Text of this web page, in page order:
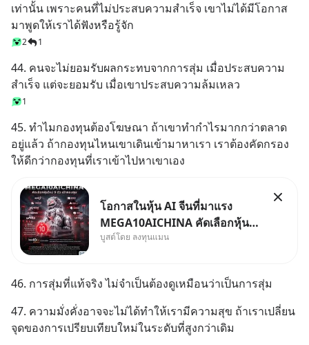
เท่านั้น เพราะคนที่ไม่ประสบความสำเร็จ เขาไม่ได้มีโอกาส
มาพูดให้เราได้ฟังหรือรู้จัก
2 1
44. คนจะไม่ยอมรับผลกระทบจากการสุ่ม เมื่อประสบความ
สำเร็จ แต่จะยอมรับ เมื่อเขาประสบความล้มเหลว
1
45. ทำไมกองทุนต้องโฆษณา ถ้าเขาทำกำไรมากกว่าตลาด
อยู่แล้ว ถ้ากองทุนไหนเขาเดินเข้ามาหาเรา เราต้องคัดกรอง
ให้ดีกว่ากองทุนที่เราเข้าไปหาเขาเอง
โอกาสในหุ้น AI จีนที่มาแรง
MEGA10AICHINA คัดเลือกหุ้น
ใหม่ 9 ตัว เข้ากองทุน.. ครอบคลุม
50% ค่าธรรมเนียมซื้อ | ยอด 2
ล้านบาทขึ้นไป ฟรีค่าธรร
บูสต์โดย ลงทุนแมน
46. การสุ่มที่แท้จริง ไม่จำเป็นต้องดูเหมือนว่าเป็นการสุ่ม
47. ความมั่งคั่งอาจจะไม่ได้ทำให้เรามีความสุข ถ้าเราเปลี่ยน
จุดของการเปรียบเทียบใหม่ในระดับที่สูงกว่าเดิม